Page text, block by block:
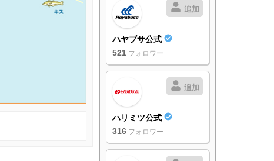
追加
ハヤブサ公式
521 フォロワー
追加
ハリミツ公式
316 フォロワー